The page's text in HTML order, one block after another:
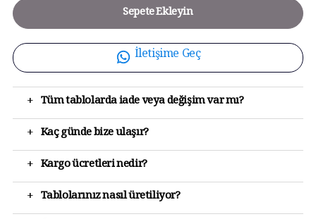
Sepete Ekleyin
İletişime Geç
+ Tüm tablolarda iade veya değişim var mı?
+ Kaç günde bize ulaşır?
+ Kargo ücretleri nedir?
+ Tablolarınız nasıl üretiliyor?